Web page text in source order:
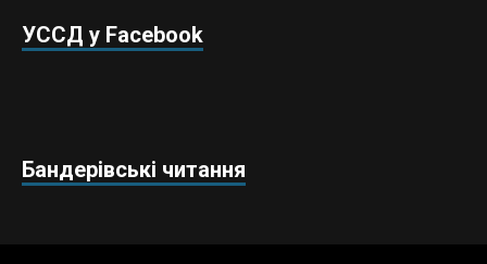
УССД у Facebook
Бандерівські читання